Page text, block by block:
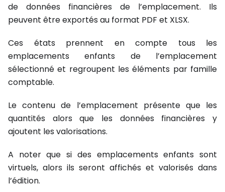
de données financières de l’emplacement. Ils
peuvent être exportés au format PDF et XLSX.
Ces états prennent en compte tous les
emplacements enfants de l’emplacement
sélectionné et regroupent les éléments par famille
comptable.
Le contenu de l’emplacement présente que les
quantités alors que les données financières y
ajoutent les valorisations.
A noter que si des emplacements enfants sont
virtuels, alors ils seront affichés et valorisés dans
l’édition.